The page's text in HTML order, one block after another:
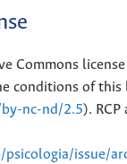
Commons
conditions of this
nc-nd/2.5).
issue/